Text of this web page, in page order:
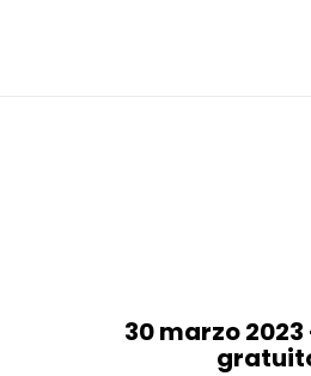
30 marzo 2023